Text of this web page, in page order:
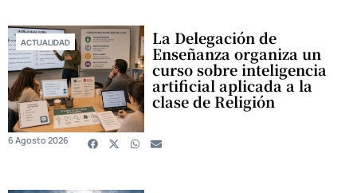
ACTUALIDAD La Delegación de
Enseñanza organiza un
curso sobre inteligencia
artificial aplicada a la
clase de Religión
6 Agosto 2026